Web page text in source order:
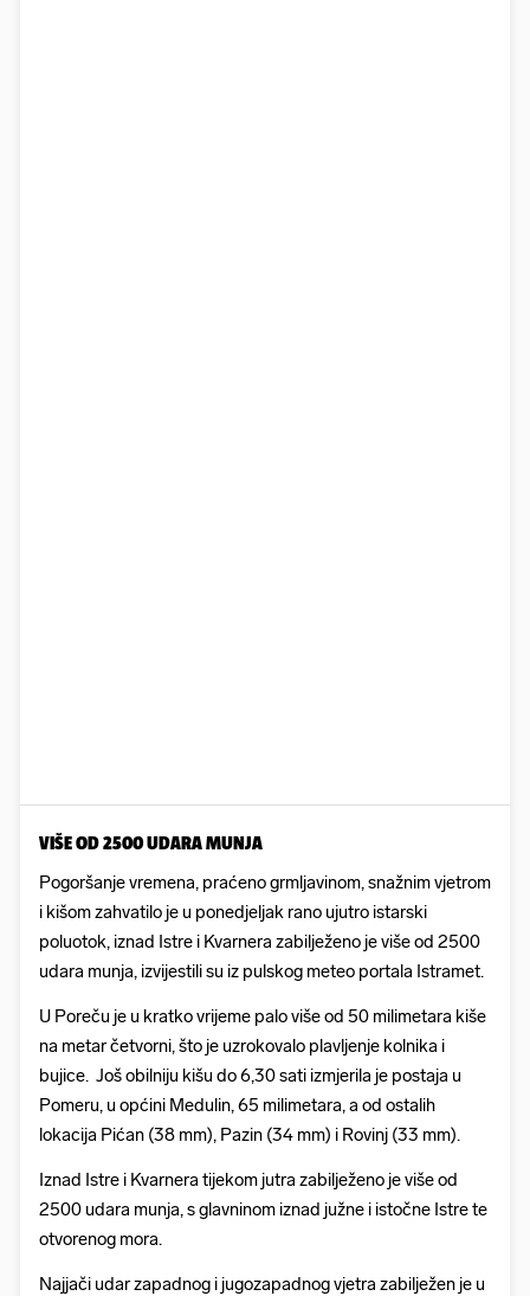
VIŠE OD 2500 UDARA MUNJA
Pogoršanje vremena, praćeno grmljavinom, snažnim vjetrom
i kišom zahvatilo je u ponedjeljak rano ujutro istarski
poluotok, iznad Istre i Kvarnera zabilježeno je više od 2500
udara munja, izvijestili su iz pulskog meteo portala Istramet.
U Poreču je u kratko vrijeme palo više od 50 milimetara kiše
na metar četvorni, što je uzrokovalo plavljenje kolnika i
bujice. Još obilniju kišu do 6,30 sati izmjerila je postaja u
Pomeru, u općini Medulin, 65 milimetara, a od ostalih
lokacija Pićan (38 mm), Pazin (34 mm) i Rovinj (33 mm).
Iznad Istre i Kvarnera tijekom jutra zabilježeno je više od
2500 udara munja, s glavninom iznad južne i istočne Istre te
otvorenog mora.
Najjači udar zapadnog i jugozapadnog vjetra zabilježen je u